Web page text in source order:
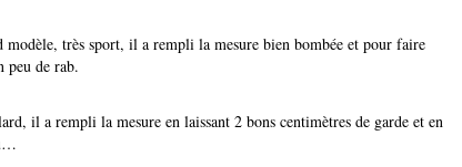
modèle, très sport, il a rempli la mesure bien bombée et pour faire
peu de rab.
il a rempli la mesure en laissant 2 bons centimètres de garde et en